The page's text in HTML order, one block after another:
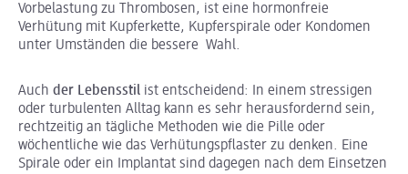
Vorbelastung zu Thrombosen, ist eine hormonfreie
Verhütung mit Kupferkette, Kupferspirale oder Kondomen
unter Umständen die bessere Wahl.
Auch der Lebensstil ist entscheidend: In einem stressigen
oder turbulenten Alltag kann es sehr herausfordernd sein,
rechtzeitig an tägliche Methoden wie die Pille oder
wöchentliche wie das Verhütungspflaster zu denken. Eine
Spirale oder ein Implantat sind dagegen nach dem Einsetzen